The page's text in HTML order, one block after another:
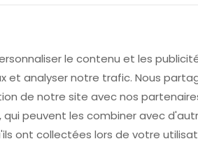
le contenu et les
et analyser notre trafic. Nous
de notre site avec nos
peuvent les combiner avec
ont collectées lors de votre